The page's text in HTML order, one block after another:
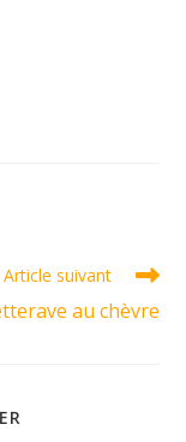
Article suivant
au chèvre